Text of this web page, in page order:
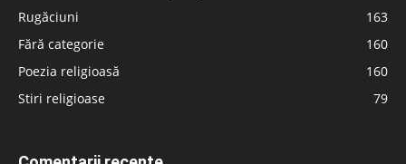
Rugăciuni
163
Fără categorie
160
Poezia religioasă
160
Stiri religioase
79